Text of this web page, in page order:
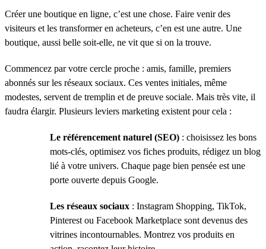
Créer une boutique en ligne, c’est une chose. Faire venir des
visiteurs et les transformer en acheteurs, c’en est une autre. Une
boutique, aussi belle soit-elle, ne vit que si on la trouve.
Commencez par votre cercle proche : amis, famille, premiers
abonnés sur les réseaux sociaux. Ces ventes initiales, même
modestes, servent de tremplin et de preuve sociale. Mais très vite, il
faudra élargir. Plusieurs leviers marketing existent pour cela :
Le référencement naturel (SEO) : choisissez les bons
mots-clés, optimisez vos fiches produits, rédigez un blog
lié à votre univers. Chaque page bien pensée est une
porte ouverte depuis Google.
Les réseaux sociaux : Instagram Shopping, TikTok,
Pinterest ou Facebook Marketplace sont devenus des
vitrines incontournables. Montrez vos produits en